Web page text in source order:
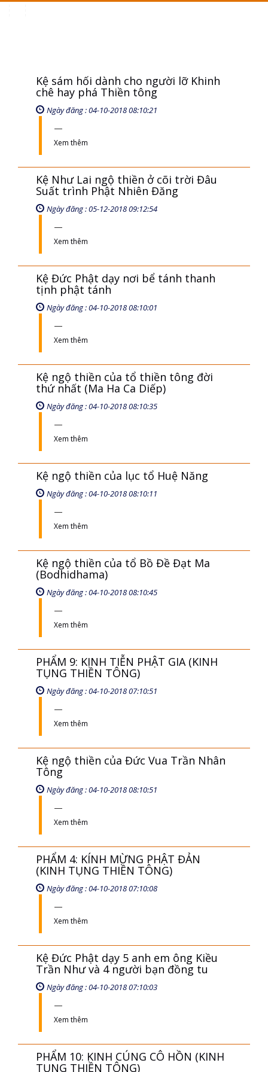
Kệ sám hối dành cho người lỡ Khinh
chê hay phá Thiền tông
Ngày đăng : 04-10-2018 08:10:21
Xem thêm
Kệ Như Lai ngộ thiền ở cõi trời Đâu
Suất trình Phật Nhiên Đăng
Ngày đăng : 05-12-2018 09:12:54
Xem thêm
Kệ Đức Phật dạy nơi bể tánh thanh
tịnh phật tánh
Ngày đăng : 04-10-2018 08:10:01
Xem thêm
Kệ ngộ thiền của tổ thiền tông đời
thứ nhất (Ma Ha Ca Diếp)
Ngày đăng : 04-10-2018 08:10:35
Xem thêm
Kệ ngộ thiền của lục tổ Huệ Năng
Ngày đăng : 04-10-2018 08:10:11
Xem thêm
Kệ ngộ thiền của tổ Bồ Đề Đạt Ma
(Bodhidhama)
Ngày đăng : 04-10-2018 08:10:45
Xem thêm
PHẨM 9: KINH TIỄN PHẬT GIA (KINH
TỤNG THIỀN TÔNG)
Ngày đăng : 04-10-2018 07:10:51
Xem thêm
Kệ ngộ thiền của Đức Vua Trần Nhân
Tông
Ngày đăng : 04-10-2018 08:10:51
Xem thêm
PHẨM 4: KÍNH MỪNG PHẬT ĐẢN
(KINH TỤNG THIỀN TÔNG)
Ngày đăng : 04-10-2018 07:10:08
Xem thêm
Kệ Đức Phật dạy 5 anh em ông Kiều
Trần Như và 4 người bạn đồng tu
Ngày đăng : 04-10-2018 07:10:03
Xem thêm
PHẨM 10: KINH CÚNG CÔ HỒN (KINH
TỤNG THIỀN TÔNG)